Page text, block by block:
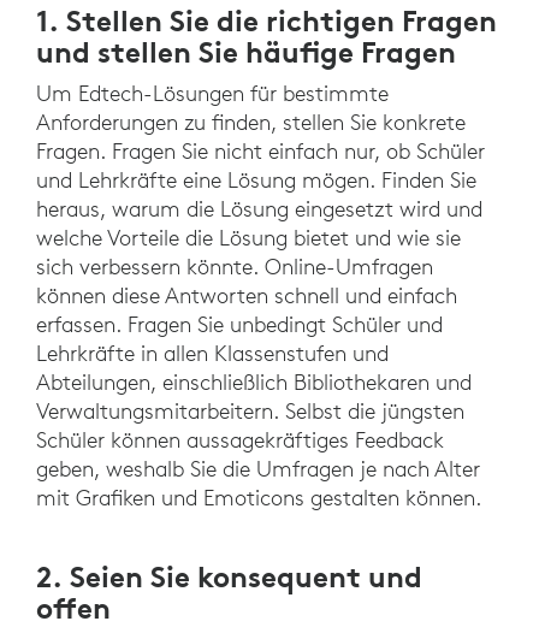
1. Stellen Sie die richtigen Fragen
und stellen Sie häufige Fragen
Um Edtech-Lösungen für bestimmte
Anforderungen zu finden, stellen Sie konkrete
Fragen. Fragen Sie nicht einfach nur, ob Schüler
und Lehrkräfte eine Lösung mögen. Finden Sie
heraus, warum die Lösung eingesetzt wird und
welche Vorteile die Lösung bietet und wie sie
sich verbessern könnte. Online-Umfragen
können diese Antworten schnell und einfach
erfassen. Fragen Sie unbedingt Schüler und
Lehrkräfte in allen Klassenstufen und
Abteilungen, einschließlich Bibliothekaren und
Verwaltungsmitarbeitern. Selbst die jüngsten
Schüler können aussagekräftiges Feedback
geben, weshalb Sie die Umfragen je nach Alter
mit Grafiken und Emoticons gestalten können.
2. Seien Sie konsequent und
offen